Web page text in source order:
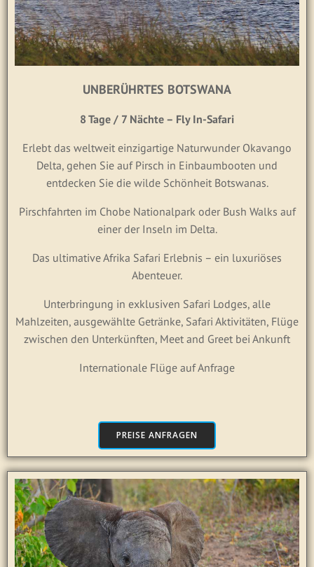
UNBERÜHRTES BOTSWANA
8 Tage / 7 Nächte – Fly In-Safari
Erlebt das weltweit einzigartige Naturwunder Okavango
Delta, gehen Sie auf Pirsch in Einbaumbooten und
entdecken Sie die wilde Schönheit Botswanas.
Pirschfahrten im Chobe Nationalpark oder Bush Walks auf
einer der Inseln im Delta.
Das ultimative Afrika Safari Erlebnis – ein luxuriöses
Abenteuer.
Unterbringung in exklusiven Safari Lodges, alle
Mahlzeiten, ausgewählte Getränke, Safari Aktivitäten, Flüge
zwischen den Unterkünften, Meet and Greet bei Ankunft
Internationale Flüge auf Anfrage
PREISE ANFRAGEN